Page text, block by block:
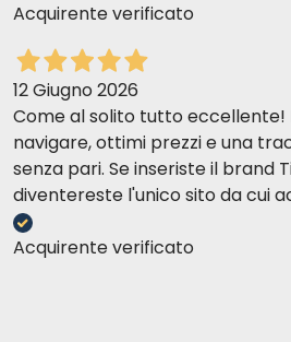
Acquirente verificato
12 Giugno 2026
Come al solito tutto eccellente!
navigare, ottimi prezzi e una
senza pari. Se inseriste il brand
diventereste l'unico sito da cui
Acquirente verificato